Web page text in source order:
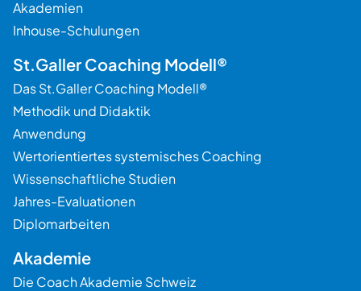
Akademien
Inhouse-Schulungen
St.Galler Coaching Modell®
Das St.Galler Coaching Modell®
Methodik und Didaktik
Anwendung
Wertorientiertes systemisches Coaching
Wissenschaftliche Studien
Jahres-Evaluationen
Diplomarbeiten
Akademie
Die Coach Akademie Schweiz